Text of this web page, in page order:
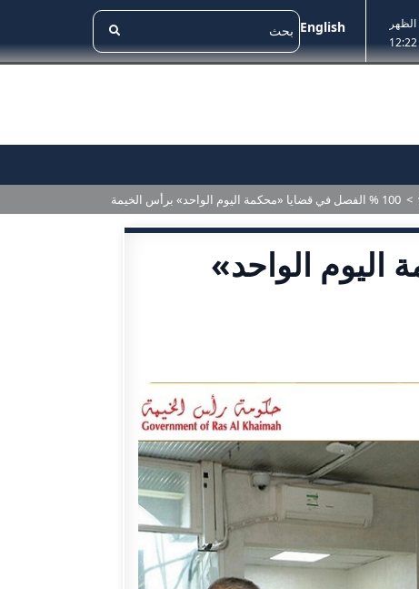
English
الظهر
12:22
> 100 % الفصل في قضايا «محكمة اليوم الواحد» برأس الخيمة
اليوم الواحد»